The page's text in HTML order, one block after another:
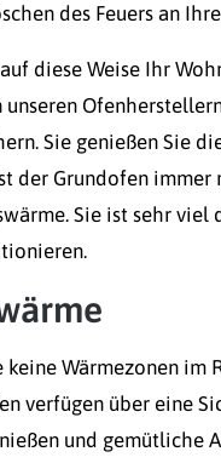
des Feuers an
diese Weise Ihr
Sie genießen Sie
der Grundofen
Sie ist sehr viel
Wärmezonen im
verfügen über eine
und gemütliche